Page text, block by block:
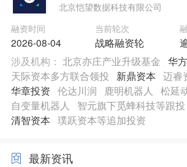
北京恺望数据科技有限公司
融资时间
2026-08-04
当前轮次
战略融资轮
涉及机构： 北京亦庄产业升级基金 华
天际资本多方联合领投
新鼎资本 迈睿
华章投资 伦达川润 鹿明机器人
松延
自变量机器人
智元旗下觅蜂科技等跟投
清智资本 璞跃资本等追加投资
最新资讯